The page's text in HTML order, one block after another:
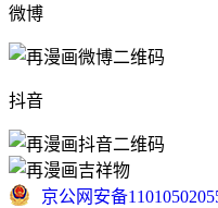
微博
抖音
京公网安备